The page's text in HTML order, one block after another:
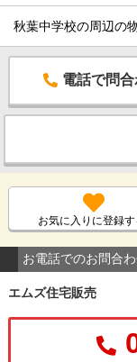
秋葉中学校の周辺の
電話で問
お気に入りに登録す
お電話でのお問合
エムズ住宅販売